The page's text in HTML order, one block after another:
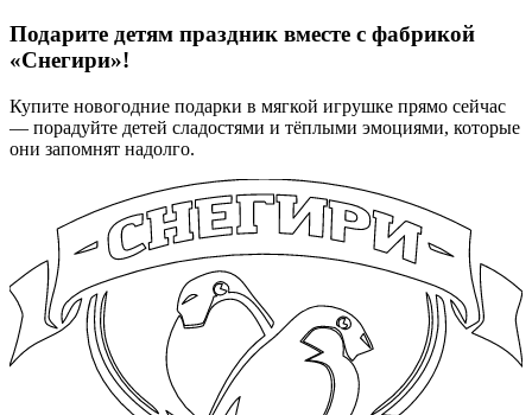
Подарите детям праздник вместе с фабрикой
«Снегири»!
Купите новогодние подарки в мягкой игрушке прямо сейчас
— порадуйте детей сладостями и тёплыми эмоциями, которые
они запомнят надолго.